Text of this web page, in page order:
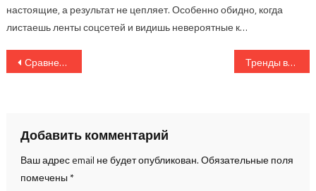
настоящие, а результат не цепляет. Особенно обидно, когда
листаешь ленты соцсетей и видишь невероятные к…
Навигация
Сравнение форматов RAW и JPEG: что лучше для фотосъемки и почему Тренды визуального контента в 2025 году: какие фото сейчас в моде
Добавить комментарий
Ваш адрес email не будет опубликован.Обязательные поля
помечены *